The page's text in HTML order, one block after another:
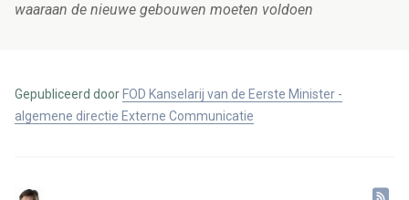
waaraan de nieuwe gebouwen moeten voldoen
Gepubliceerd door FOD Kanselarij van de Eerste Minister -
algemene directie Externe Communicatie